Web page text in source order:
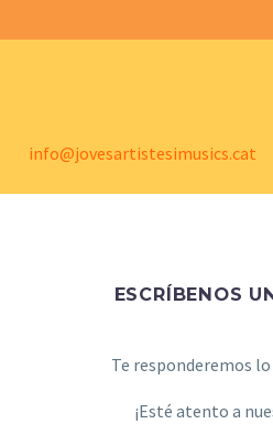
info@jovesartistesimusics.cat
ESCRÍBENOS
Te responderemos
¡Esté atento a